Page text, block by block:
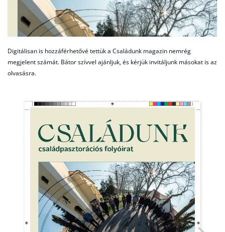
Digitálisan is hozzáférhetővé tettük a Családunk magazin nemrég
megjelent számát. Bátor szívvel ajánljuk, és kérjük invitáljunk másokat is az
olvasásra.